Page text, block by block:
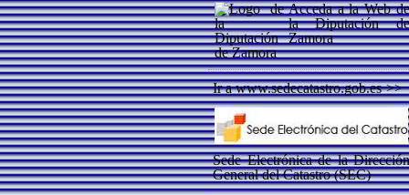
Acceda a la Web de
la Diputación de
Zamora
Ir a www.sedecatastro.gob.es >>
Sede Electrónica de la Dirección
General del Catastro (SEC)